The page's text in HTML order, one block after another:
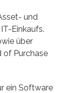
und
Einkaufs.
über
of Purchase
ein Software